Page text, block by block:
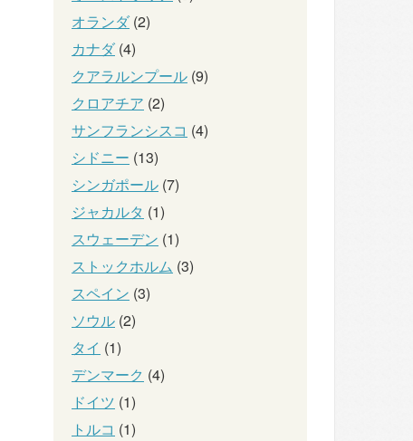
オランダ(2)
カナダ(4)
クアラルンプール (9)
クロアチア (2)
サンフランシスコ (4)
シドニー (13)
シンガポール (7)
ジャカルタ (1)
スウェーデン (1)
ストックホルム (3)
スペイン (3)
ソウル (2)
タイ (1)
デンマーク (4)
ドイツ (1)
トルコ (1)